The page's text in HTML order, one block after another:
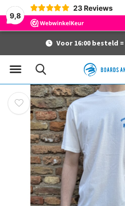
9,8
23 Reviews
Voor 16:00 besteld